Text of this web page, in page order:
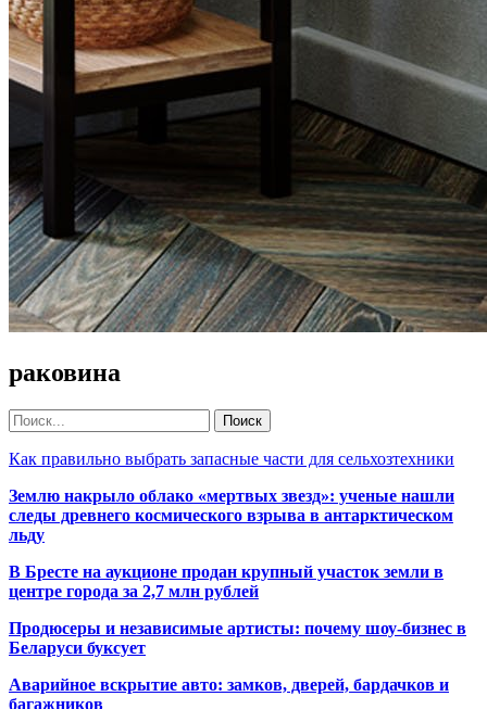
раковина
Как правильно выбрать запасные части для сельхозтехники
Землю накрыло облако «мертвых звезд»: ученые нашли
следы древнего космического взрыва в антарктическом
льду
В Бресте на аукционе продан крупный участок земли в
центре города за 2,7 млн рублей
Продюсеры и независимые артисты: почему шоу-бизнес в
Беларуси буксует
Аварийное вскрытие авто: замков, дверей, бардачков и
багажников